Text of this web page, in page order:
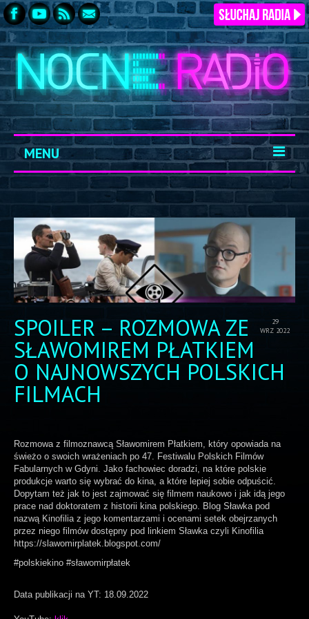
MENU
START
ARCHIWUM
KONTAKT
LOGOWANIE
29
WRZ 2022
SPOILER – ROZMOWA ZE
SŁAWOMIREM PŁATKIEM
O NAJNOWSZYCH POLSKICH
FILMACH
Rozmowa z filmoznawcą Sławomirem Płatkiem, który opowiada na
świeżo o swoich wrażeniach po 47. Festiwalu Polskich Filmów
Fabularnych w Gdyni. Jako fachowiec doradzi, na które polskie
produkcje warto się wybrać do kina, a które lepiej sobie odpuścić.
Dopytam też jak to jest zajmować się filmem naukowo i jak idą jego
prace nad doktoratem z historii kina polskiego. Blog Sławka pod
nazwą Kinofilia z jego komentarzami i ocenami setek obejrzanych
przez niego filmów dostępny pod linkiem Sławka czyli Kinofilia
https://slawomirplatek.blogspot.com/
#polskiekino #sławomirpłatek
Data publikacji na YT: 18.09.2022